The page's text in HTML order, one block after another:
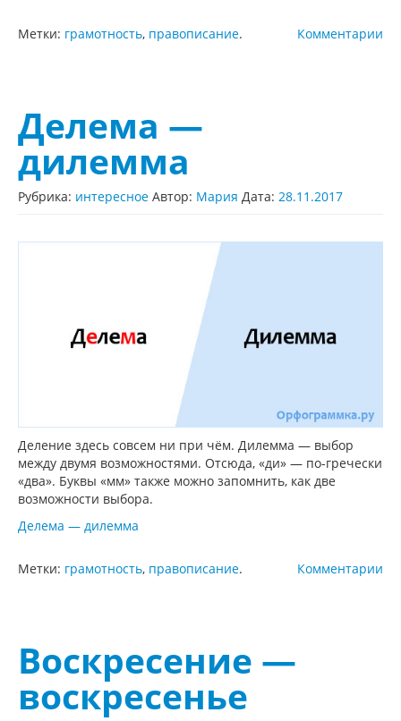
Комментарии
Метки: грамотность, правописание.
Делема —
дилемма
Рубрика: интересное Автор: Мария Дата: 28.11.2017
Деление здесь совсем ни при чём. Дилемма — выбор
между двумя возможностями. Отсюда, «ди» — по-гречески
«два». Буквы «мм» также можно запомнить, как две
возможности выбора.
Делема — дилемма
Комментарии
Метки: грамотность, правописание.
Воскресение —
воскресенье